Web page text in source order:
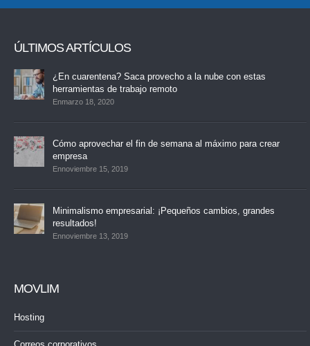
ÚLTIMOS ARTÍCULOS
¿En cuarentena? Saca provecho a la nube con estas
herramientas de trabajo remoto
Enmarzo 18, 2020
Cómo aprovechar el fin de semana al máximo para crear
empresa
Ennoviembre 15, 2019
Minimalismo empresarial: ¡Pequeños cambios, grandes
resultados!
Ennoviembre 13, 2019
MOVLIM
Hosting